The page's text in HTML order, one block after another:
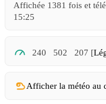
Affichée 1381 fois et
15:25
240 502 207 [
Afficher la météo au